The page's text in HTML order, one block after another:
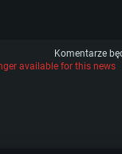
Komentarze
available for this news